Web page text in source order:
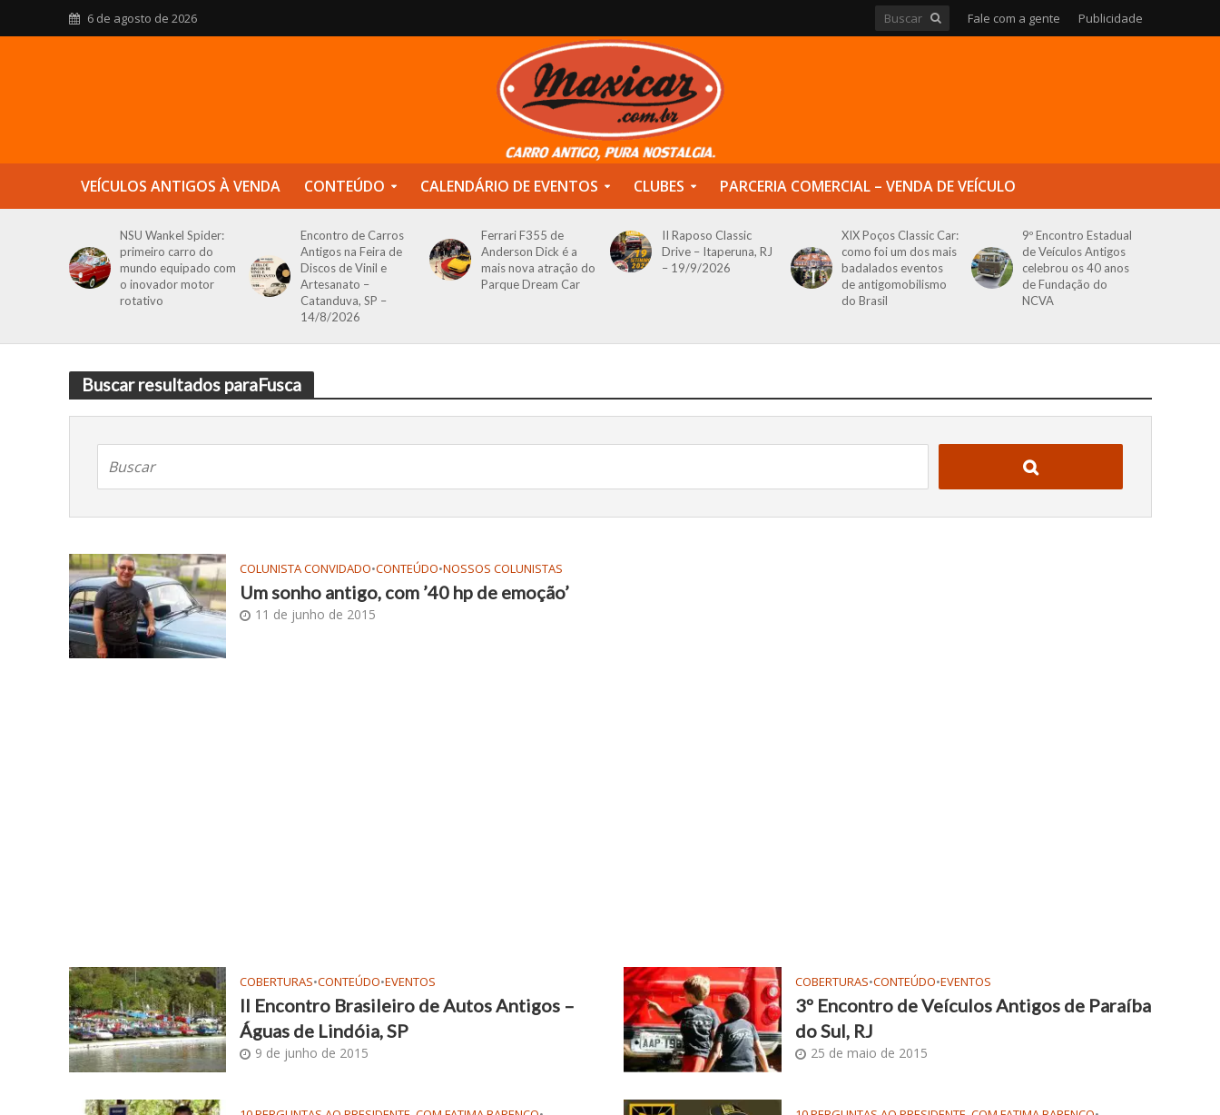
6 de agosto de 2026 Fale com a gente Publicidade
VEÍCULOS ANTIGOS À VENDA CONTEÚDO CALENDÁRIO DE EVENTOS CLUBES PARCERIA COMERCIAL – VENDA DE VEÍCULO
NSU Wankel Spider:
primeiro carro do
mundo equipado com
o inovador motor
rotativo
Encontro de Carros
Antigos na Feira de
Discos de Vinil e
Artesanato –
Catanduva, SP –
14/8/2026
Ferrari F355 de
Anderson Dick é a
mais nova atração do
Parque Dream Car
II Raposo Classic
Drive – Itaperuna, RJ
– 19/9/2026
XIX Poços Classic Car:
como foi um dos mais
badalados eventos
de antigomobilismo
do Brasil
9º Encontro Estadual
de Veículos Antigos
celebrou os 40 anos
de Fundação do
NCVA
Buscar resultados paraFusca
COLUNISTA CONVIDADO•CONTEÚDO•NOSSOS COLUNISTAS
Um sonho antigo, com ’40 hp de emoção’
11 de junho de 2015
COBERTURAS•CONTEÚDO•EVENTOS
II Encontro Brasileiro de Autos Antigos –
Águas de Lindóia, SP
9 de junho de 2015
COBERTURAS•CONTEÚDO•EVENTOS
3º Encontro de Veículos Antigos de Paraíba
do Sul, RJ
25 de maio de 2015